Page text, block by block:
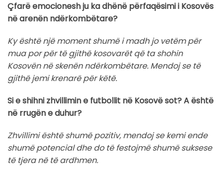
Çfarë emocionesh ju ka dhënë përfaqësimi i Kosovës
në arenën ndërkombëtare?
Ky është një moment shumë i madh jo vetëm për
mua por për të gjithë kosovarët që ta shohin
Kosovën në skenën ndërkombëtare. Mendoj se të
gjithë jemi krenarë për këtë.
Si e shihni zhvillimin e futbollit në Kosovë sot? A është
në rrugën e duhur?
Zhvillimi është shumë pozitiv, mendoj se kemi ende
shumë potencial dhe do të festojmë shumë suksese
të tjera në të ardhmen.